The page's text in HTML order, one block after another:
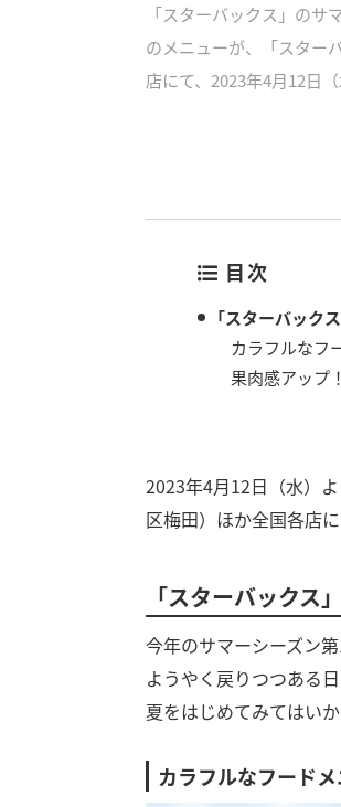
「スターバックス」の
のメニューが、「スター
店にて、2023年4月12日
目次
「スターバック
カラフルなフ
果肉感アップ
2023年4月12日（水）
区梅田）ほか全国各店
「スターバックス
今年のサマーシーズン
ようやく戻りつつある
夏をはじめてみてはい
カラフルなフード